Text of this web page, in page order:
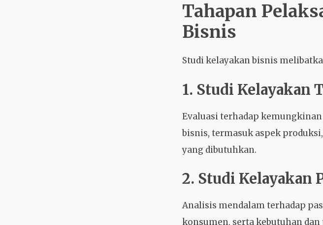
Tahapan
Bisnis
Studi kelayakan bisnis
1. Studi Kelayakan
Evaluasi terhadap
bisnis, termasuk aspek
yang dibutuhkan.
2. Studi Kelayakan
Analisis mendalam terhadap
konsumen, serta kebutuhan